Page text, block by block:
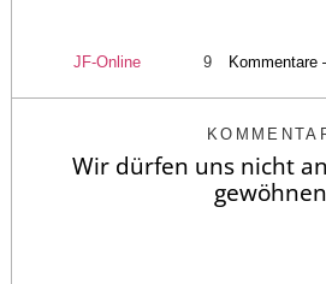
JF-Online 9
Wir dürfen uns nicht
gewöhnen